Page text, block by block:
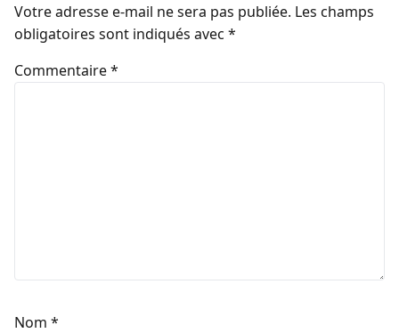
Votre adresse e-mail ne sera pas publiée. Les champs
obligatoires sont indiqués avec *
Commentaire*
Nom *